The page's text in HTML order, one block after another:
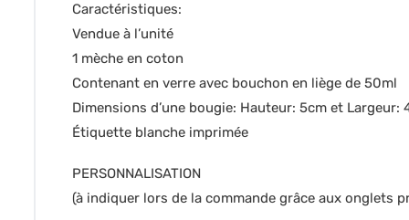
Caractéristiques:
Vendue à l’unité
1 mèche en coton
Contenant en verre avec bouchon en liège de 50ml
Dimensions d’une bougie: Hauteur: 5cm et Largeur:
Étiquette blanche imprimée
PERSONNALISATION
(à indiquer lors de la commande grâce aux onglets